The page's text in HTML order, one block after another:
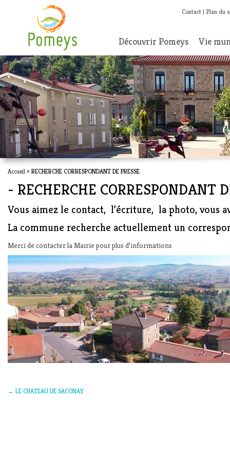
Contact Plan du
Découvrir Pomeys Vie
Accueil > RECHERCHE CORRESPONDANT DE PRESSE
- RECHERCHE CORRESPONDANT
Vous aimez le contact, l’écriture, la photo, vous
La commune recherche actuellement un
Merci de contacter la Mairie pour plus d’informations
← LE CHATEAU DE SACONAY